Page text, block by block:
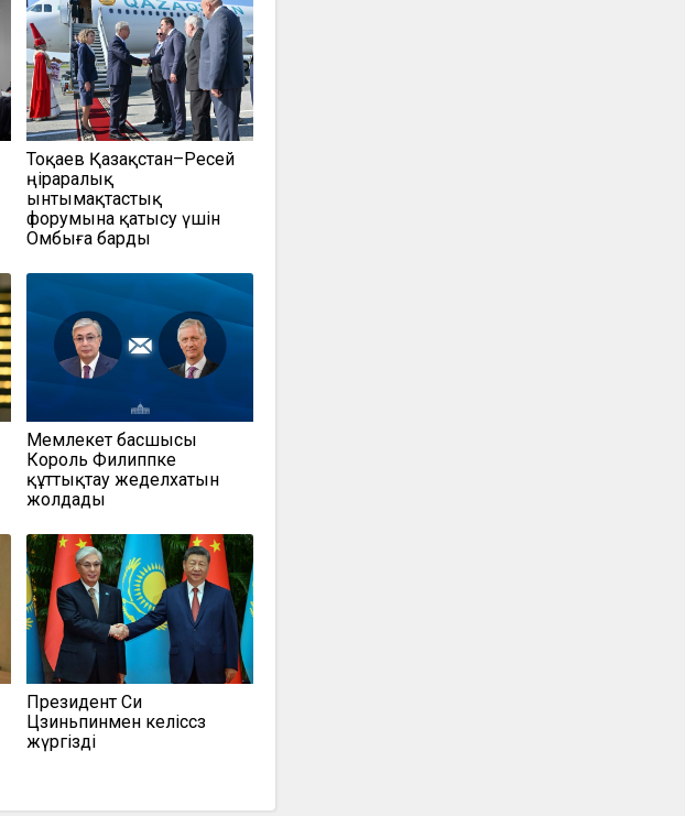
Тоқаев Қазақстан–Ресей
өңіраралық
ынтымақтастық
форумына қатысу үшін
Омбыға барды
Мемлекет басшысы
Король Филиппке
құттықтау жеделхатын
жолдады
Президент Си
Цзиньпинмен келіссөз
жүргізді